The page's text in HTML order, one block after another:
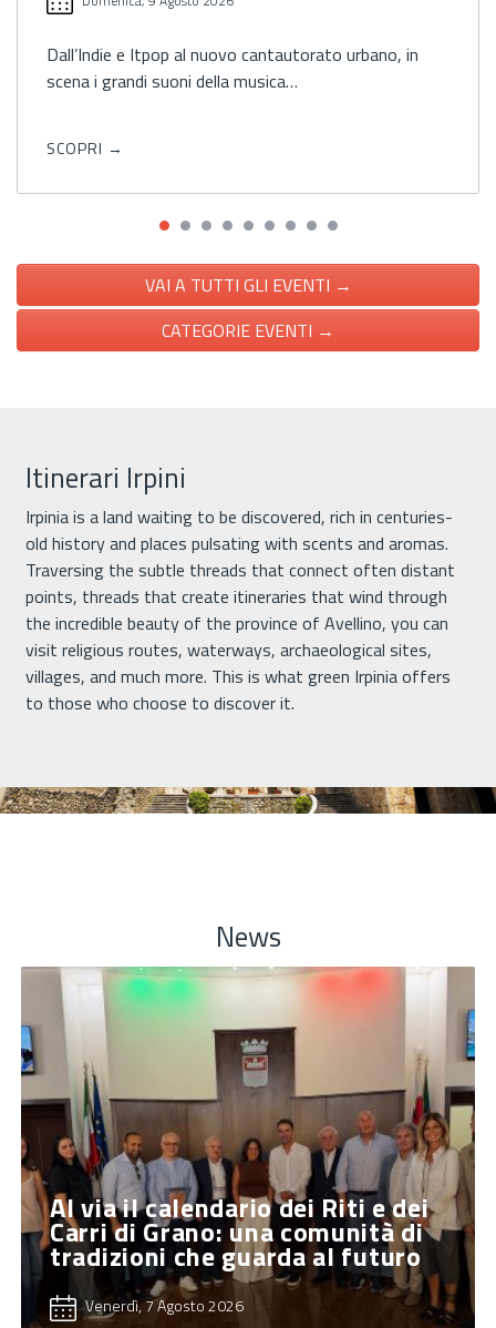
Dall’Indie e Itpop al nuovo cantautorato urbano, in
scena i grandi suoni della musica…
SCOPRI →
VAI A TUTTI GLI EVENTI →
CATEGORIE EVENTI →
Itinerari Irpini
Irpinia is a land waiting to be discovered, rich in centuries-
old history and places pulsating with scents and aromas.
Traversing the subtle threads that connect often distant
points, threads that create itineraries that wind through
the incredible beauty of the province of Avellino, you can
visit religious routes, waterways, archaeological sites,
villages, and much more. This is what green Irpinia offers
to those who choose to discover it.
News
Al via il calendario dei Riti e dei
Carri di Grano: una comunità di
tradizioni che guarda al futuro
Venerdì, 7 Agosto 2026